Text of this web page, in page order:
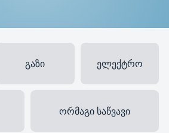
გაზი ელექტრო
ორმაგი საწვავი